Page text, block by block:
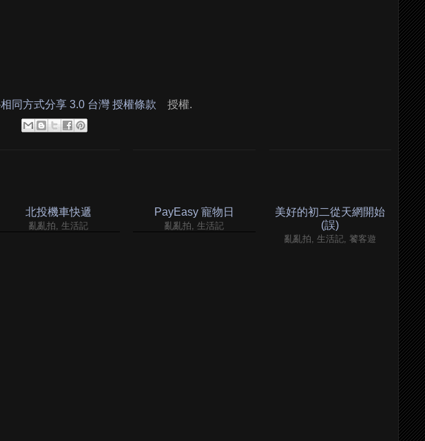
同方式分享 3.0 台灣 授權條款
授權.
北投機車快遞
亂亂拍, 生活記
PayEasy 寵物日
亂亂拍, 生活記
美好的初二從天網開始
(誤)
亂亂拍, 生活記, 饕客遊